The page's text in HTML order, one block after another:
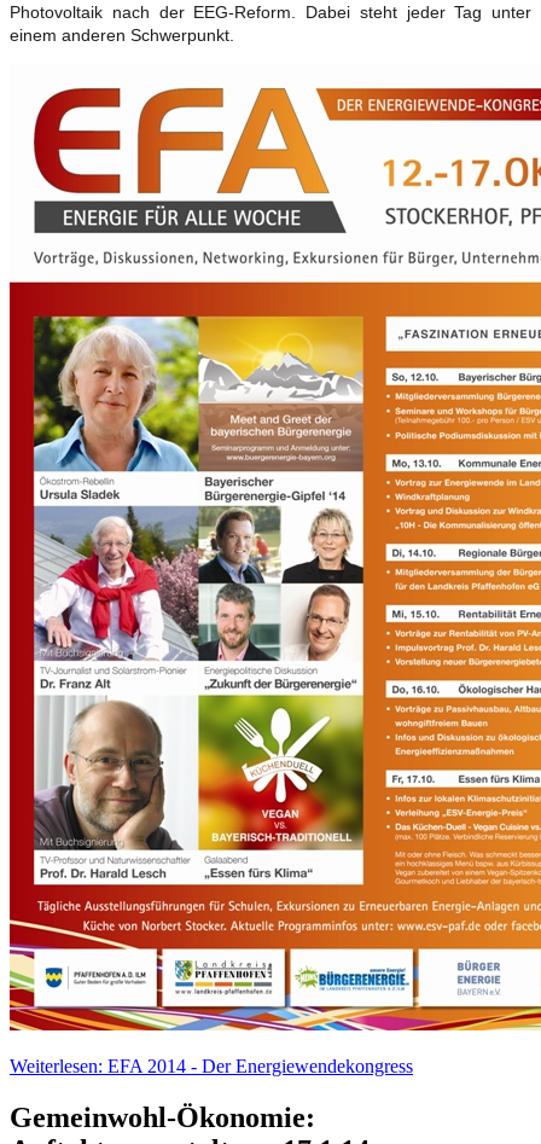
Photovoltaik nach der EEG-Reform. Dabei steht jeder Tag unter
einem anderen Schwerpunkt.
Weiterlesen: EFA 2014 - Der Energiewendekongress
Gemeinwohl-Ökonomie: